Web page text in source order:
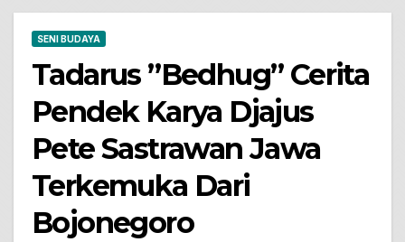
SENI BUDAYA
Tadarus ”Bedhug” Cerita
Pendek Karya Djajus
Pete Sastrawan Jawa
Terkemuka Dari
Bojonegoro